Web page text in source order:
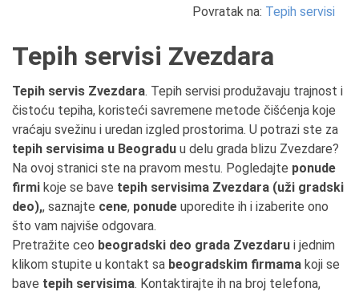
Povratak na: Tepih servisi
Tepih servisi Zvezdara
Tepih servis Zvezdara. Tepih servisi produžavaju trajnost i
čistoću tepiha, koristeći savremene metode čišćenja koje
vraćaju svežinu i uredan izgled prostorima. U potrazi ste za
tepih servisima u Beogradu u delu grada blizu Zvezdare?
Na ovoj stranici ste na pravom mestu. Pogledajte ponude
firmi koje se bave tepih servisima Zvezdara (uži gradski
deo),, saznajte cene, ponude uporedite ih i izaberite ono
što vam najviše odgovara.
Pretražite ceo beogradski deo grada Zvezdaru i jednim
klikom stupite u kontakt sa beogradskim firmama koji se
bave tepih servisima. Kontaktirajte ih na broj telefona,